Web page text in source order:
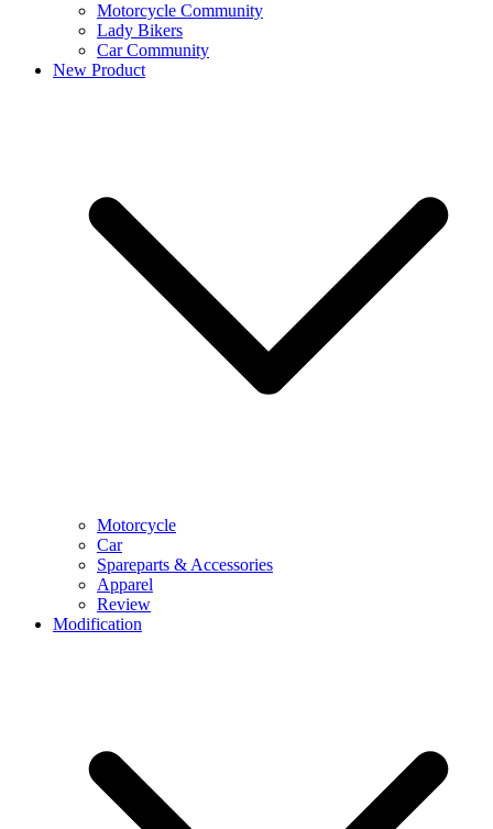
Motorcycle Community
Lady Bikers
Car Community
New Product
Motorcycle
Car
Spareparts & Accessories
Apparel
Review
Modification